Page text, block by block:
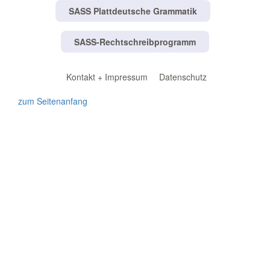
SASS Plattdeutsche Grammatik
SASS-Rechtschreibprogramm
Kontakt + Impressum
Datenschutz
zum Seitenanfang